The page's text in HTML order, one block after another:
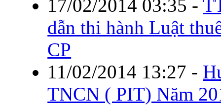
17/02/2014 03:35 -
dẫn thi hành Luật
CP
11/02/2014 13:27 -
TNCN ( PIT) Năm